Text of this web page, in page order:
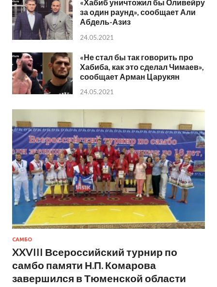
«Хабиб уничтожил бы Оливейру
за один раунд», сообщает Али
Абдель-Азиз
24.05.2021
«Не стал бы так говорить про
Хабиба, как это сделал Чимаев»,
сообщает Арман Царукян
24.05.2021
САМБО
XXVIII Всероссийский турнир по
самбо памяти Н.П. Комарова
завершился в Тюменской области